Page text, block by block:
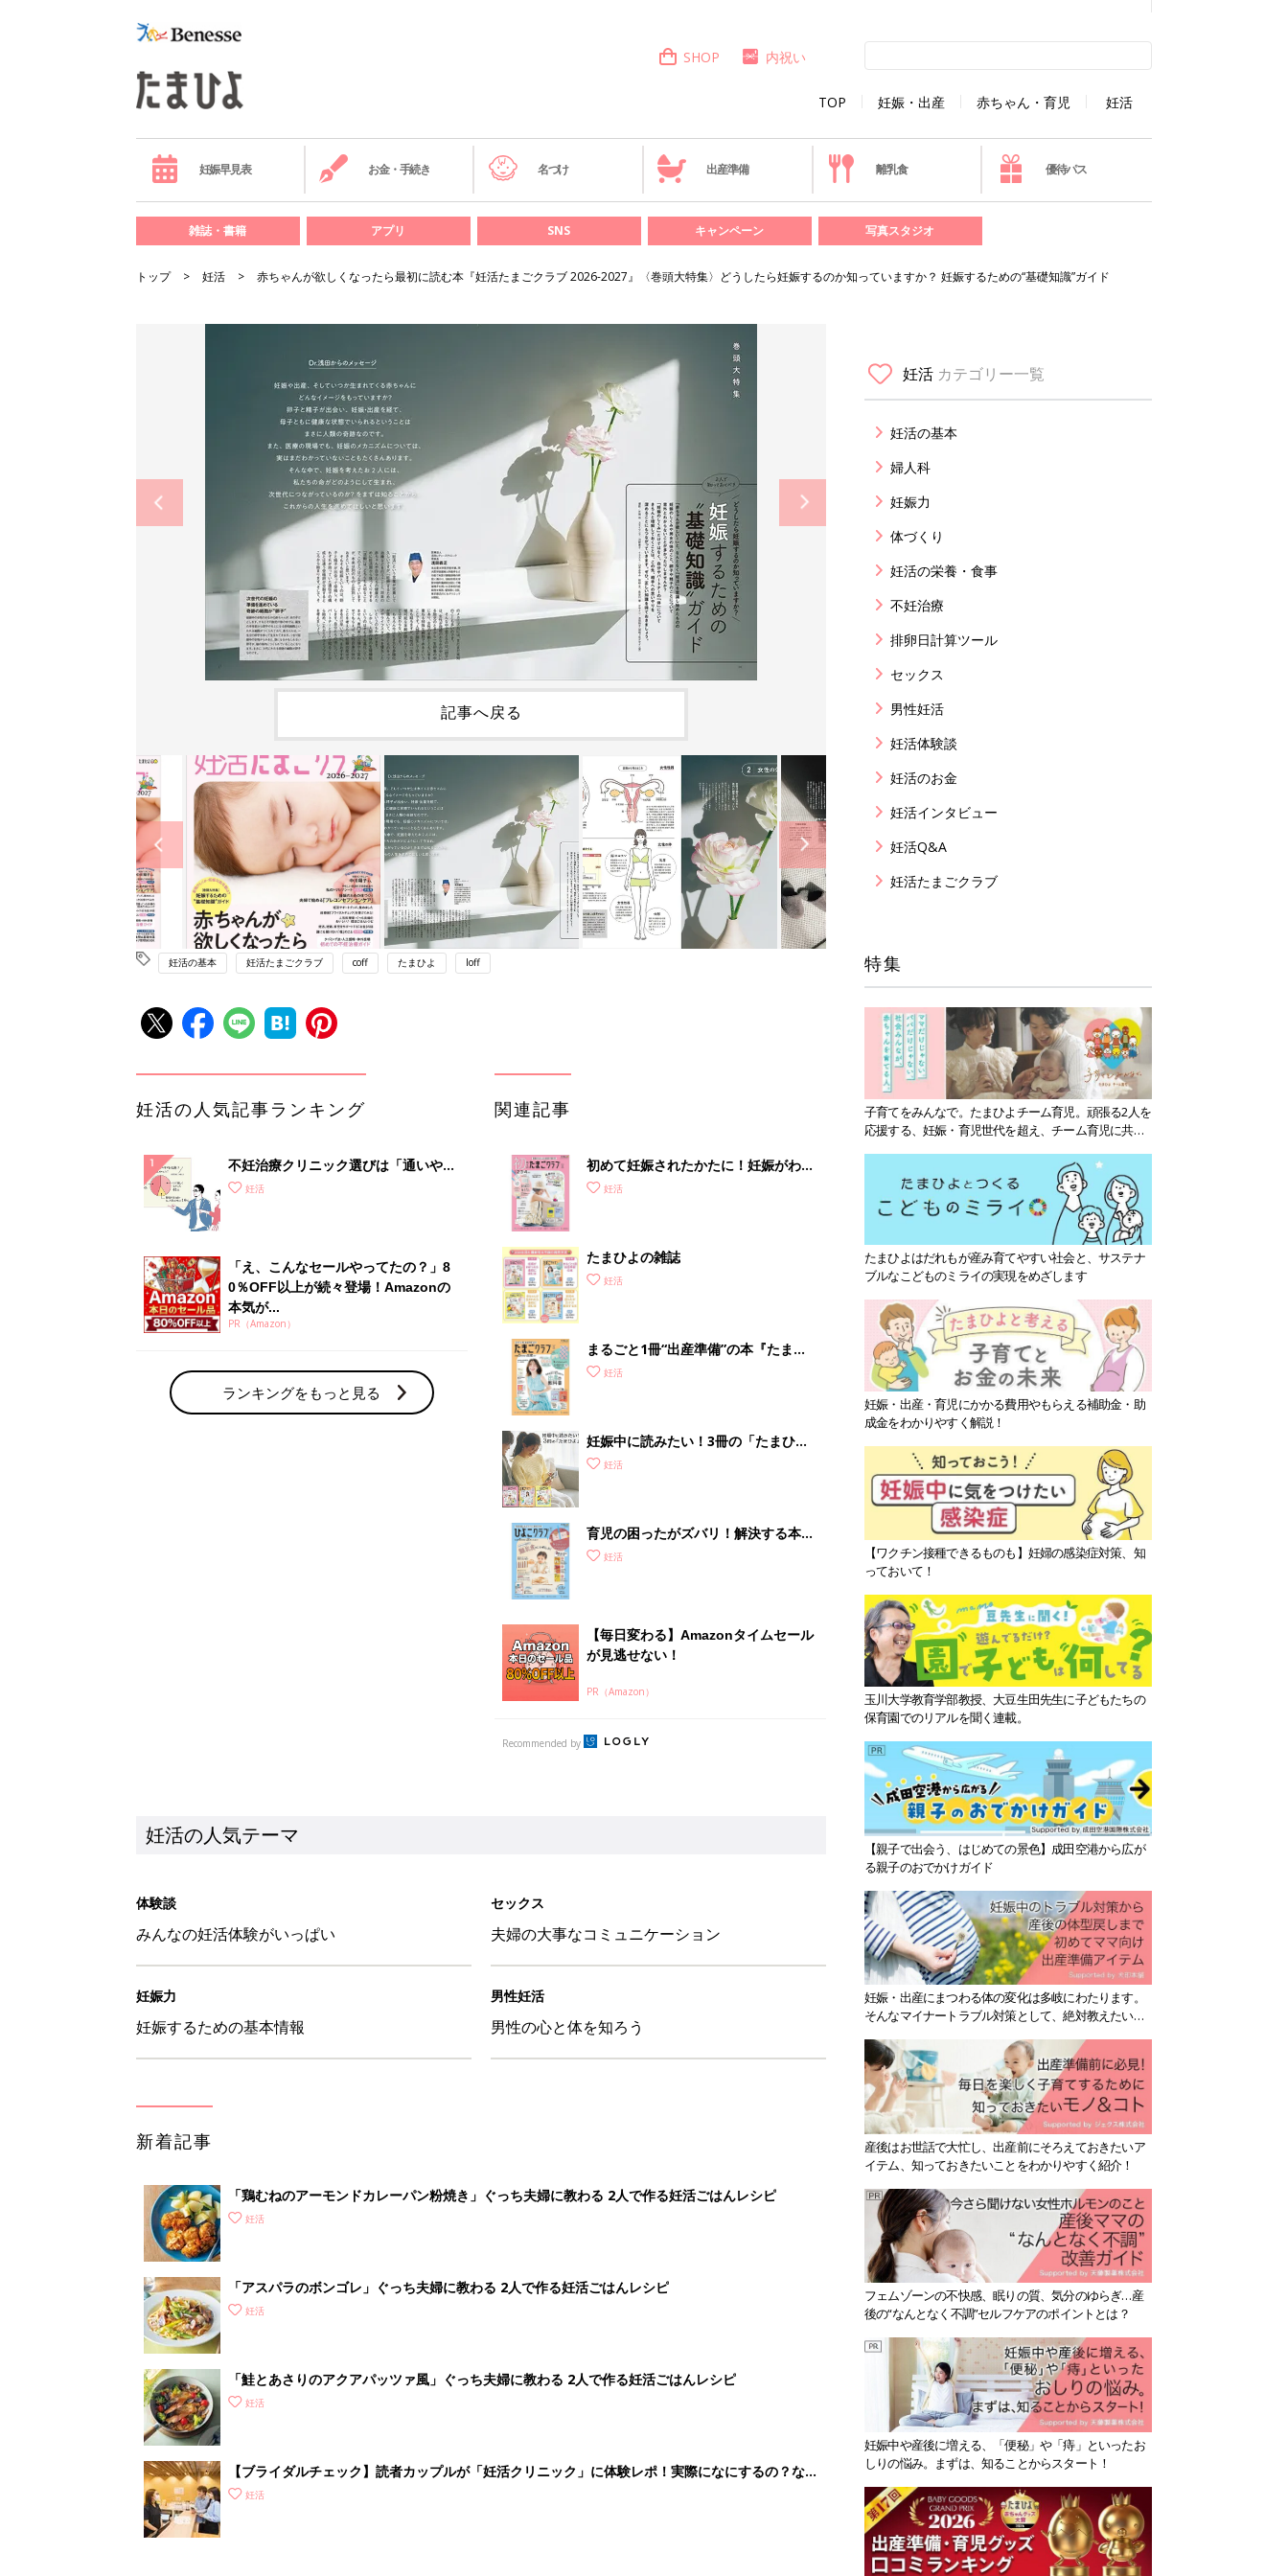
TOP 妊娠・出産 赤ちゃん・育児 妊活
SHOP 内祝い
妊娠早見表 お金・手続き 名づけ 出産準備 離乳食 優待パス
雑誌・書籍 アプリ SNS キャンペーン 写真スタジオ
トップ 妊活 赤ちゃんが欲しくなったら最初に読む本『妊活たまごクラブ 2026-2027』〈巻頭大特集〉どうしたら妊娠するのか知っていますか？ 妊娠するための“基礎知識”ガイド
記事へ戻る
妊活の基本 妊活たまごクラブ coff たまひよ loff
妊活の人気記事ランキング
不妊治療クリニック選びは「通いやす
さ」が大切！選び方、重要3カ条っ
妊活
「え、こんなセールやってたの？」8
0％OFF以上が続々登場！Amazonの
本気が...
PR（Amazon）
ランキングをもっと見る
関連記事
初めて妊娠されたかたに！妊娠がわか
ったら最初に読む本『初めてのたまご
妊活
たまひよの雑誌
妊活
まるごと1冊“出産準備”の本『たまご
クラブ 夏号』〈スペシャル大特集〉
妊活
妊娠中に読みたい！3冊の「たまひ
よ」妊活
育児の困ったがズバリ！解決する本
『ひよこクラブ 秋号』 4カ月～2才
妊活
【毎日変わる】Amazonタイムセール
が見逃せない！
PR（Amazon）
Recommended by
妊活の人気テーマ
体験談
みんなの妊活体験がいっぱい
セックス
夫婦の大事なコミュニケーション
妊娠力
妊娠するための基本情報
男性妊活
男性の心と体を知ろう
新着記事
「鶏むねのアーモンドカレーパン粉焼き」ぐっち夫婦に教わる 2人で作る妊活ごはんレシピ
妊活
「アスパラのボンゴレ」ぐっち夫婦に教わる 2人で作る妊活ごはんレシピ
妊活
「鮭とあさりのアクアパッツァ風」ぐっち夫婦に教わる 2人で作る妊活ごはんレシピ
妊活
【ブライダルチェック】読者カップルが「妊活クリニック」に体験レポ！実際になにするの？なに
がわかるの？
妊活
妊活 カテゴリー一覧
妊活の基本
婦人科
妊娠力
体づくり
妊活の栄養・食事
不妊治療
排卵日計算ツール
セックス
男性妊活
妊活体験談
妊活のお金
妊活インタビュー
妊活Q&A
妊活たまごクラブ
特集
子育てをみんなで。たまひよチーム育児。頑張る2人を
応援する、妊娠・育児世代を超え、チーム育児に共感
たまひよはだれもが産み育てやすい社会と、サステナ
ブルなこどものミライの実現をめざします
妊娠・出産・育児にかかる費用やもらえる補助金・助
成金をわかりやすく解説！
【ワクチン接種できるものも】妊婦の感染症対策、知
っておいて！
玉川大学教育学部教授、大豆生田先生に子どもたちの
保育園でのリアルを聞く連載。
【親子で出会う、はじめての景色】成田空港から広が
る親子のおでかけガイド
妊娠・出産にまつわる体の変化は多岐にわたります。
そんなマイナートラブル対策として、絶対教えたい！
産後はお世話で大忙し、出産前にそろえておきたいア
イテム、知っておきたいことをわかりやすく紹介！
フェムゾーンの不快感、眠りの質、気分のゆらぎ…産
後の“なんとなく不調”セルフケアのポイントとは？
妊娠中や産後に増える、「便秘」や「痔」といったお
しりの悩み。まずは、知ることからスタート！